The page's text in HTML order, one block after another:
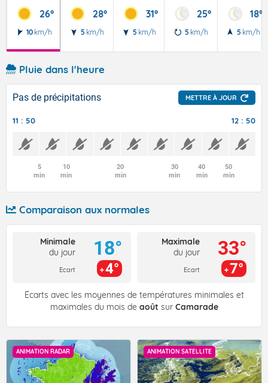
26°
10 km/h
28°
5 km/h
31°
5 km/h
25°
5 km/h
18°
5 km/h
Pluie dans l'heure
Pas de précipitations METTRE À JOUR
11 : 50 12 : 50
5
min
10
min
20
min
30
min
40
min
50
min
Comparaison aux normales
Minimale
du jour
Ecart
18°
4°
Maximale
du jour
Ecart
33°
7°
Écarts avec les moyennes de températures minimales et
maximales du mois de août sur Camarade
ANIMATION RADAR ANIMATION SATELLITE